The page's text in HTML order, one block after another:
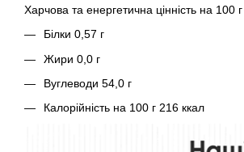
Харчова та енергетична цінність на 100 г
Білки 0,57 г
Жири 0,0 г
Вуглеводи 54,0 г
Калорійність на 100 г 216 ккал